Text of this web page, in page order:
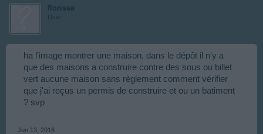
florissa
User
ha l'image montrer une maison, dans le dépôt il n'y a
que des maisons a construire contre des sous ou billet
vert aucune maison sans règlement comment vérifier
que j'ai reçus un permis de construire et ou un batiment
? svp
Jun 13, 2018